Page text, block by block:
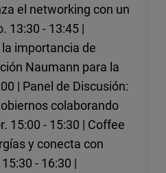
el networking con un
13:30 - 13:45 |
importancia de
Naumann para la
| Panel de Discusión:
colaborando
15:00 - 15:30 | Coffee
y conecta con
- 16:30 |